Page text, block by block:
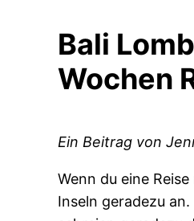
Bali
Wochen
Ein Beitrag von
Wenn du eine Reise
Inseln geradezu